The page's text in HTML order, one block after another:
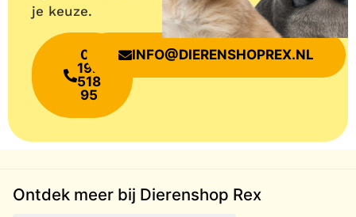
je keuze.
06
192
518
95
INFO@DIERENSHOPREX.NL
Ontdek meer bij Dierenshop Rex